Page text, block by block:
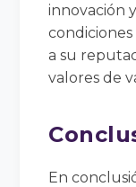
innovación
a su
valores de
En